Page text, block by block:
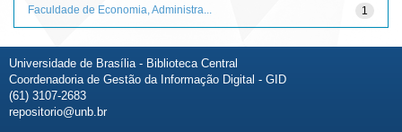
1
Faculdade de Economia, Administra...
Universidade de Brasília - Biblioteca Central
Coordenadoria de Gestão da Informação Digital - GID
(61) 3107-2683
repositorio@unb.br